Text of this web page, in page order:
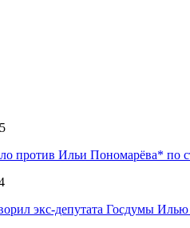
против Ильи Пономарёва* по
экс-депутата Госдумы